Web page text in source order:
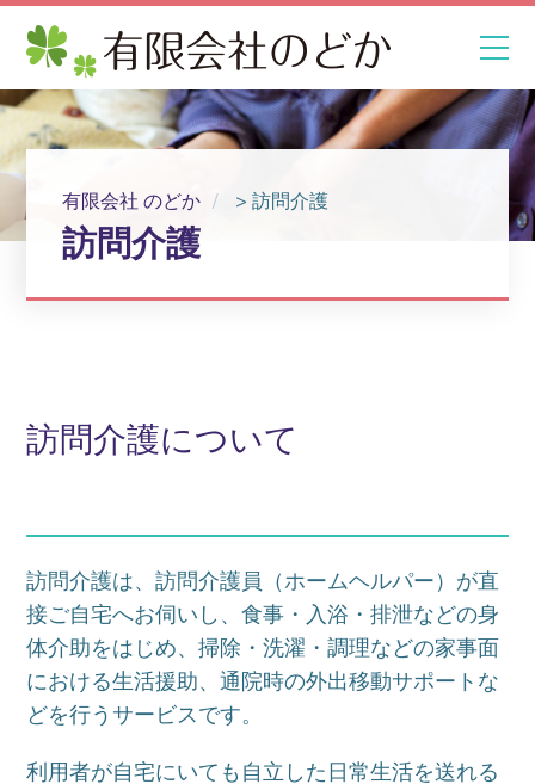
有限会社 のどか >訪問介護
訪問介護
訪問介護について
訪問介護は、訪問介護員（ホームヘルパー）が直
接ご自宅へお伺いし、食事・入浴・排泄などの身
体介助をはじめ、掃除・洗濯・調理などの家事面
における生活援助、通院時の外出移動サポートな
どを行うサービスです。
利用者が自宅にいても自立した日常生活を送れる